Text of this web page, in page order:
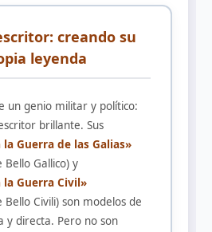
creando su
leyenda
un genio militar y político:
brillante. Sus
Guerra de las Galias»
Gallico) y
la Guerra Civil»
Civili) son modelos de
y directa. Pero no son